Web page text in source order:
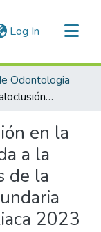
Log In (current)
Odontologia
Influencia de la maloclusión en la calidad de vida relacionada a la salud oral en estudiantes de la Institución Educativa Secundaria José Antonio Encinas, Juliaca 2023
en la
a la
de la
2023